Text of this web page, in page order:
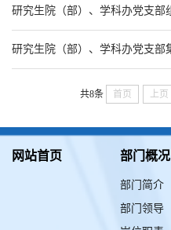
共8条 首页 上页
网站首页 部门概况
部门简介
部门领导